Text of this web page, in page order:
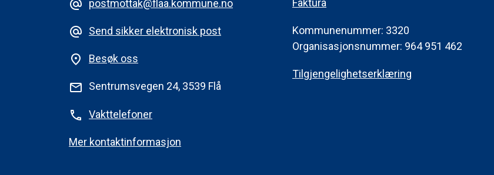
alternate_email postmottak@flaa.kommune.no
alternate_email Send sikker elektronisk post
place Besøk oss
mail Sentrumsvegen 24, 3539 Flå
phone Vakttelefoner
Mer kontaktinformasjon
Faktura
Kommunenummer: 3320
Organisasjonsnummer: 964 951 462
Tilgjengelighetserklæring